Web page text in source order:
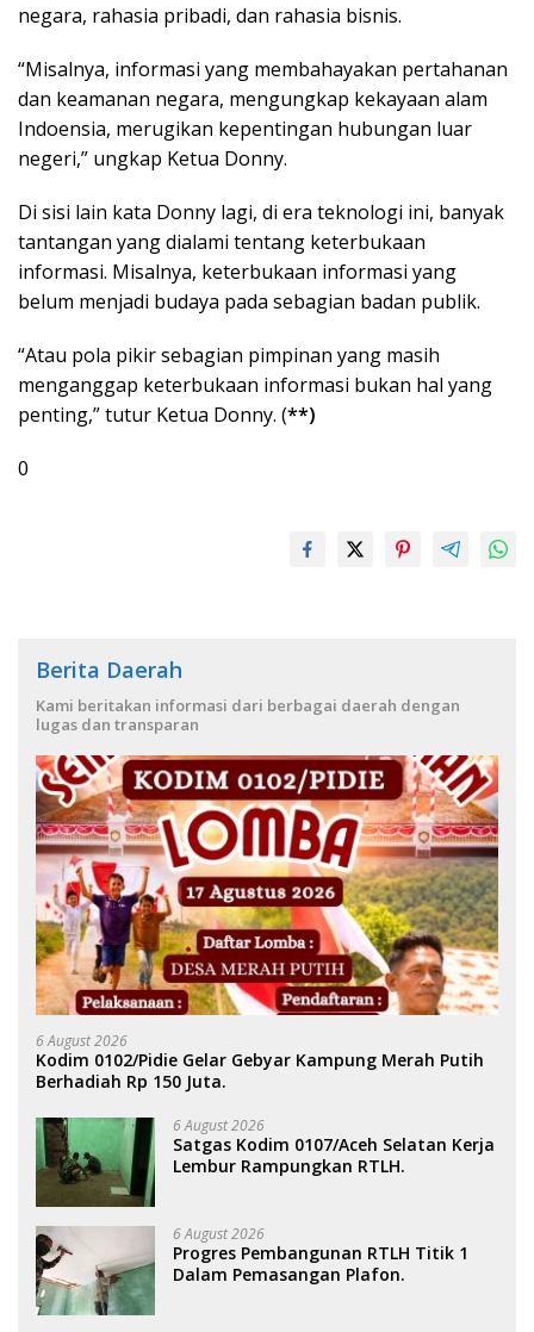
negara, rahasia pribadi, dan rahasia bisnis.
“Misalnya, informasi yang membahayakan pertahanan
dan keamanan negara, mengungkap kekayaan alam
Indoensia, merugikan kepentingan hubungan luar
negeri,” ungkap Ketua Donny.
Di sisi lain kata Donny lagi, di era teknologi ini, banyak
tantangan yang dialami tentang keterbukaan
informasi. Misalnya, keterbukaan informasi yang
belum menjadi budaya pada sebagian badan publik.
“Atau pola pikir sebagian pimpinan yang masih
menganggap keterbukaan informasi bukan hal yang
penting,” tutur Ketua Donny. (**)
0
Berita Daerah
Kami beritakan informasi dari berbagai daerah dengan
lugas dan transparan
6 August 2026
Kodim 0102/Pidie Gelar Gebyar Kampung Merah Putih
Berhadiah Rp 150 Juta.
6 August 2026
Satgas Kodim 0107/Aceh Selatan Kerja
Lembur Rampungkan RTLH.
6 August 2026
Progres Pembangunan RTLH Titik 1
Dalam Pemasangan Plafon.